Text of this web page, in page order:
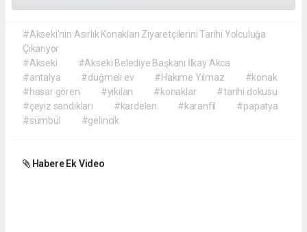
#Akseki'nin Asırlık Konakları Ziyaretçilerini Tarihi Yolculuğa
Çıkarıyor
#Akseki
#Akseki Belediye Başkanı İlkay Akca
#antalya
#düğmeli ev #Hakime Yılmaz
#konak
#hasar gören
#yıkılan #konaklar
#tarihi dokusu
#çeyiz sandıkları
#kardelen #karanfil
#papatya
#sümbül
#gelincik
Habere Ek Video